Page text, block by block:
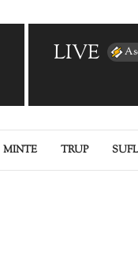
LIVE
MINTE TRUP